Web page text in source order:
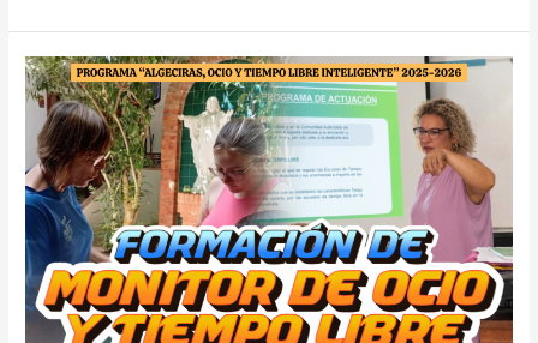
ULTIMAS
PLAZAS
DISPONIBLES
!!!